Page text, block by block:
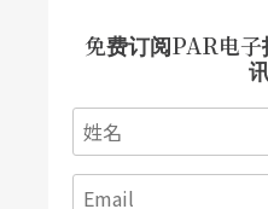
免费订阅PAR电